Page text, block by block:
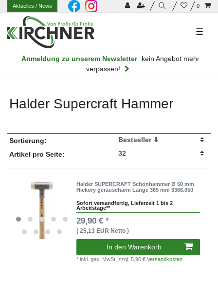
0
Aktuelles/ News
☰
Anmeldung zu unserem Newsletter
kein Angebot mehr
verpassen!
Halder Supercraft Hammer
Sortierung:
Artikel pro Seite:
Halder SUPERCRAFT Schonhammer Ø 50 mm
Hickory geräuscharm Länge 365 mm 3366.050
Sofort versandfertig, Lieferzeit 1 bis 2
Arbeitstage**
29,90 € *
( 25,13 EUR Netto )
In den Warenkorb
* inkl. ges. MwSt.zzgl. 5,90 €Versandkosten